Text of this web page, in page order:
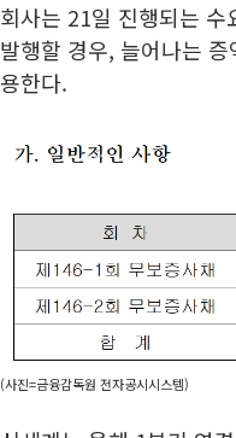
회사는 21일 진행되는
발행할 경우, 늘어나는
용한다.
(사진=금융감독원 전자공시시스템)